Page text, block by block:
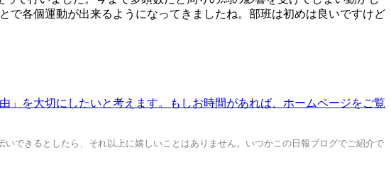
で各個運動が出来るようになってきましたね。部班は初めは良いですけど
できるとしたら、それ以上に嬉しいことはありません。いつかこの日報ブログでご紹介で